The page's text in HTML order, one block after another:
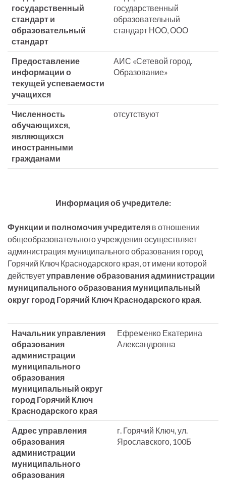
государственный
стандарт и
образовательный
стандарт
государственный
образовательный
стандарт НОО, ООО
Предоставление
информации о
текущей успеваемости
учащихся
АИС «Сетевой город.
Образование»
Численность
обучающихся,
являющихся
иностранными
гражданами
отсутствуют
Информация об учредителе:
Функции и полномочия учредителя в отношении
общеобразовательного учреждения осуществляет
администрация муниципального образования город
Горячий Ключ Краснодарского края, от имени которой
действуетуправление образования администрации
муниципального образования муниципальный
округ город Горячий Ключ Краснодарского края.
Начальник управления
образования
администрации
муниципального
образования
муниципальный округ
город Горячий Ключ
Краснодарского края
Ефременко Екатерина
Александровна
Адрес управления
образования
администрации
муниципального
образования
г. Горячий Ключ, ул.
Ярославского, 100Б